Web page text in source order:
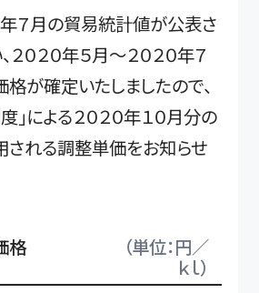
年７月の貿易統計値が公表さ
０２０年５月～２０２０年７
が確定いたしましたので、
」による２０２０年１０月分の
れる調整単価をお知らせ
格
（単位：円／
ｋｌ）